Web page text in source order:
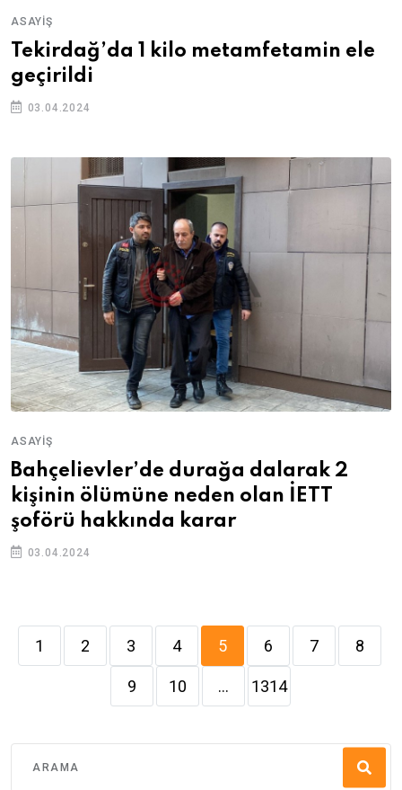
ASAYIŞ
Tekirdağ’da 1 kilo metamfetamin ele
geçirildi
03.04.2024
ASAYIŞ
Bahçelievler’de durağa dalarak 2
kişinin ölümüne neden olan İETT
şoförü hakkında karar
03.04.2024
1 2 3 4 5 6 7 8
9 10 ... 1314